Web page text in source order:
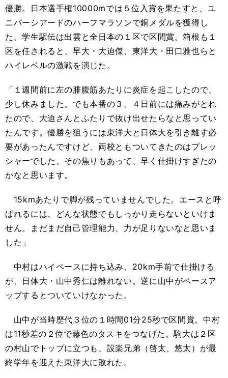
優勝。日本選手権10000mでは５位入賞を果たすと、ユ
ニバーシアードのハーフマラソンで銅メダルを獲得し
た。学生駅伝は出雲と全日本の１区で区間賞。箱根も１
区を任されると、早大・大迫傑、東洋大・田口雅也らと
ハイレベルの激戦を演じた。
「１週間前に左の腓腹筋あたりに炎症を起こしたので、
少し休みました。でも本番の３、４日前には痛みがとれ
たので、大迫さんとふたりで抜け出せたらなと思ってい
たんです。優勝を狙うには東洋大と日体大を引き離す必
要があったんですけど、両校ともついてきたのはプレッ
シャーでした。その焦りもあって、早く仕掛けすぎたの
かなと思います。
15kmあたりで脚が残っていませんでした。エースと呼
ばれるには、どんな状態でもしっかり走らないといけま
せん。まだまだ自己管理能力、力が足りないなと思いま
した」
中村はハイペースに持ち込み、20km手前で仕掛ける
が、日体大・山中秀仁は離れない。逆に山中がペースア
ップするとついていけなかった。
山中が当時歴代３位の１時間01分25秒で区間賞。中村
は11秒差の２位で藤色のタスキをつなげた。駒大は２区
の村山でトップに立つも、設楽兄弟（啓太、悠太）が最
終学年を迎えた東洋大に敗れた。